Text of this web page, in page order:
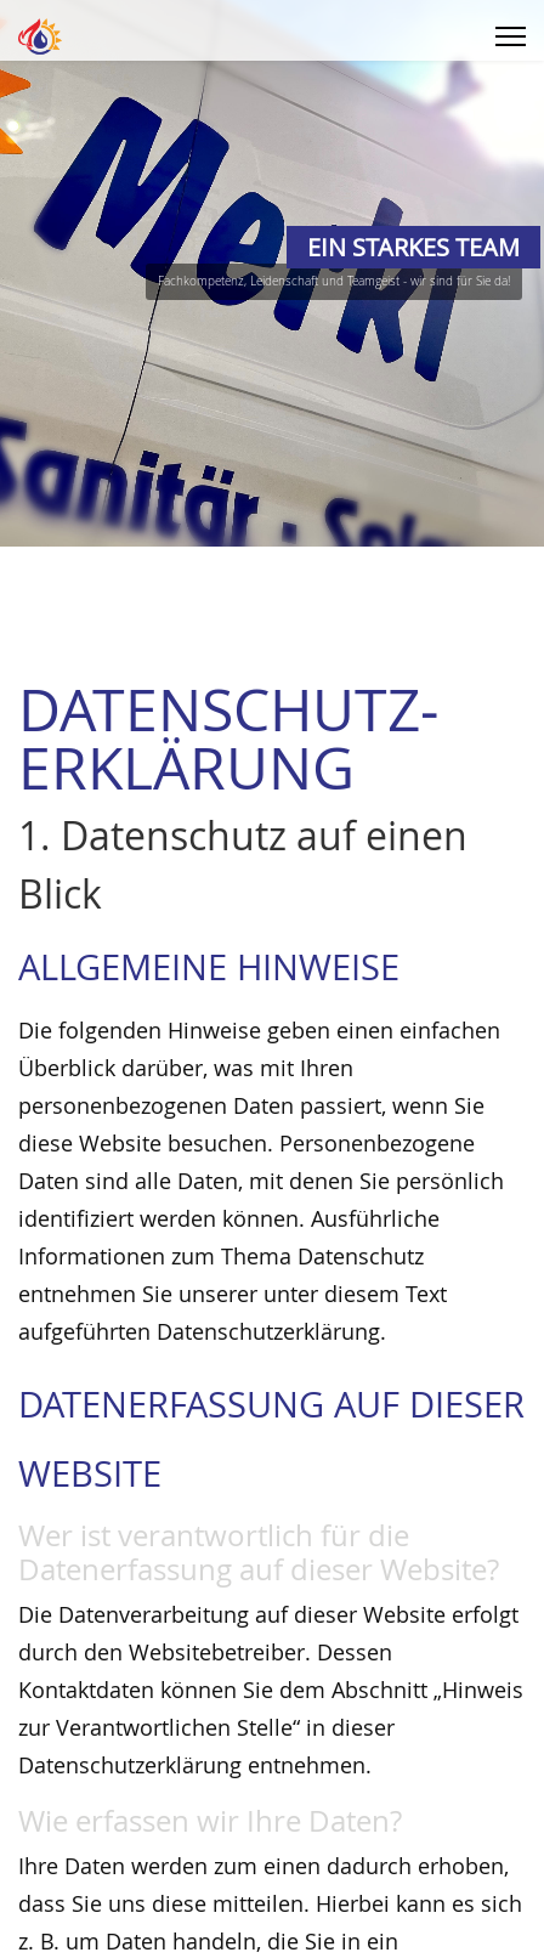
Fachkompetenz, Leidenschaft und Teamgeist - wir sind für Sie da!
EIN STARKES TEAM
DATENSCHUTZ­
ERKLÄRUNG
1. Datenschutz auf einen
Blick
ALLGEMEINE HINWEISE
Die folgenden Hinweise geben einen einfachen
Überblick darüber, was mit Ihren
personenbezogenen Daten passiert, wenn Sie
diese Website besuchen. Personenbezogene
Daten sind alle Daten, mit denen Sie persönlich
identifiziert werden können. Ausführliche
Informationen zum Thema Datenschutz
entnehmen Sie unserer unter diesem Text
aufgeführten Datenschutzerklärung.
DATENERFASSUNG AUF DIESER
WEBSITE
Wer ist verantwortlich für die
Datenerfassung auf dieser Website?
Die Datenverarbeitung auf dieser Website erfolgt
durch den Websitebetreiber. Dessen
Kontaktdaten können Sie dem Abschnitt „Hinweis
zur Verantwortlichen Stelle“ in dieser
Datenschutzerklärung entnehmen.
Wie erfassen wir Ihre Daten?
Ihre Daten werden zum einen dadurch erhoben,
dass Sie uns diese mitteilen. Hierbei kann es sich
z. B. um Daten handeln, die Sie in ein